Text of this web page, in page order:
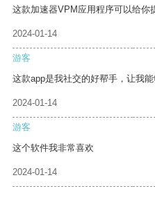
这款加速器VPM应用程序可以给你
2024-01-14
游客
这款app是我社交的好帮手，让我
2024-01-14
游客
这个软件我非常喜欢
2024-01-14